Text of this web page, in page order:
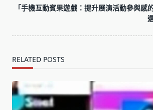
reader-
「手機互動賓果遊戲：提升展演活動參與感
RELATED POSTS